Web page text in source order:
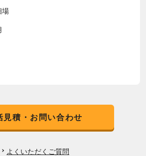
場
見積・お問い合わせ
よくいただくご質問